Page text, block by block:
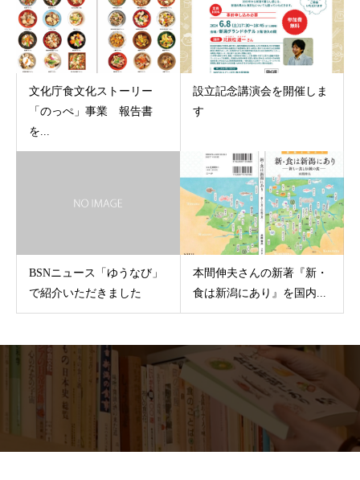
文化庁食文化ストーリー
「のっぺ」事業 報告書
を...
設立記念講演会を開催しま
す
BSNニュース「ゆうなび」
で紹介いただきました
本間伸夫さんの新著『新・
食は新潟にあり』を国内...